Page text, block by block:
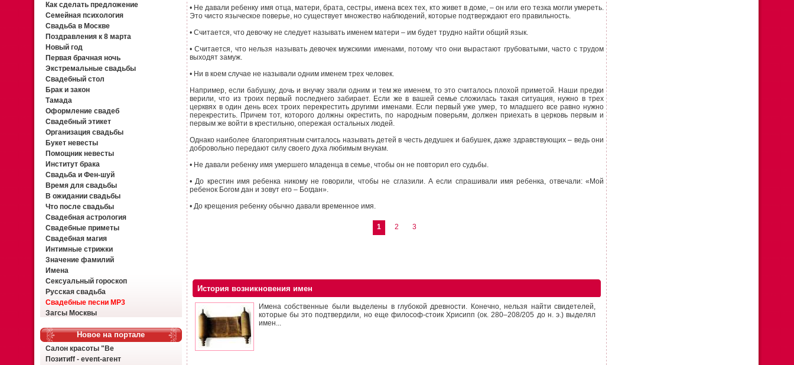
Как сделать предложение
Семейная психология
Свадьба в Москве
Поздравления к 8 марта
Новый год
Первая брачная ночь
Экстремальные свадьбы
Свадебный стол
Брак и закон
Тамада
Оформление свадеб
Свадебный этикет
Организация свадьбы
Букет невесты
Помощник невесты
Институт брака
Свадьба и Фен-шуй
Время для свадьбы
В ожидании свадьбы
Что после свадьбы
Свадебная астрология
Свадебные приметы
Свадебная магия
Интимные стрижки
Значение фамилий
Имена
Сексуальный гороскоп
Русская свадьба
Свадебные песни MP3
Загсы Москвы
Новое на портале
Салон красоты "Ве
Позитиff - event-агент
• Не давали ребенку имя отца, матери, брата, сестры, имена всех тех, кто живет в доме, – он или его тезка могли умереть.
Это чисто языческое поверье, но существует множество наблюдений, которые подтверждают его правильность.
• Считается, что девочку не следует называть именем матери – им будет трудно найти общий язык.
• Считается, что нельзя называть девочек мужскими именами, потому что они вырастают грубоватыми, часто с трудом
выходят замуж.
• Ни в коем случае не называли одним именем трех человек.
Например, если бабушку, дочь и внучку звали одним и тем же именем, то это считалось плохой приметой. Наши предки
верили, что из троих первый последнего забирает. Если же в вашей семье сложилась такая ситуация, нужно в трех
церквях в один день всех троих перекрестить другими именами. Если первый уже умер, то младшего все равно нужно
перекрестить. Причем тот, которого должны окрестить, по народным поверьям, должен приехать в церковь первым и
первым же войти в крестильню, опережая остальных людей.
Однако наиболее благоприятным считалось называть детей в честь дедушек и бабушек, даже здравствующих – ведь они
добровольно передают силу своего духа любимым внукам.
• Не давали ребенку имя умершего младенца в семье, чтобы он не повторил его судьбы.
• До крестин имя ребенка никому не говорили, чтобы не сглазили. А если спрашивали имя ребенка, отвечали: «Мой
ребенок Богом дан и зовут его – Богдан».
• До крещения ребенку обычно давали временное имя.
1 2 3
История возникновения имен
Имена собственные были выделены в глубокой древности. Конечно, нельзя найти свидетелей,
которые бы это подтвердили, но еще философ-стоик Хрисипп (ок. 280–208/205 до н. э.) выделял
имен...